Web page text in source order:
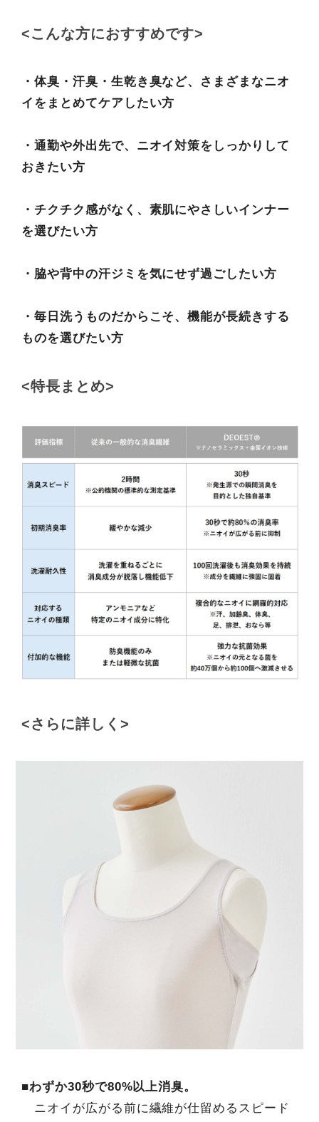
<こんな方におすすめです>
・体臭・汗臭・生乾き臭など、さまざまなニオ
イをまとめてケアしたい方
・通勤や外出先で、ニオイ対策をしっかりして
おきたい方
・チクチク感がなく、素肌にやさしいインナー
を選びたい方
・脇や背中の汗ジミを気にせず過ごしたい方
・毎日洗うものだからこそ、機能が長続きする
ものを選びたい方
<特長まとめ>
<さらに詳しく>
■わずか30秒で80%以上消臭。
ニオイが広がる前に繊維が仕留めるスピード